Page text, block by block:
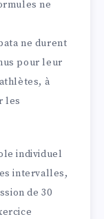
ne
ne durent
pour leur
à
les
individuel
intervalles,
de 30